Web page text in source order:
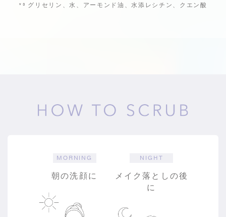
*³ グリセリン、水、アーモンド油、水添レシチン、クエン酸
MORNING
朝の洗顔に
NIGHT
メイク落としの後
に